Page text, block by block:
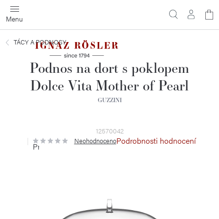
Přejít
na
obsah
TÁCY A PODNOSY
Podnos na dort s poklopem
Dolce Vita Mother of Pearl
GUZZINI
12570042
Průměrné
hodnocení
NeohodnocenoPodrobnosti hodnocení